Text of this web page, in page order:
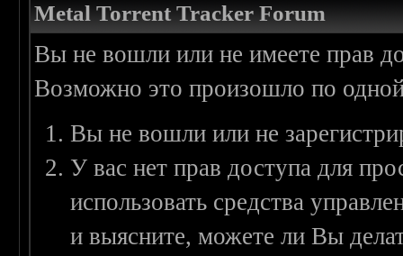
Metal Torrent Tracker Forum
Вы не вошли или не имеете прав
Возможно это произошло по
Вы не вошли или не
У вас нет прав доступа для
использовать средства
и выясните, можете ли Вы